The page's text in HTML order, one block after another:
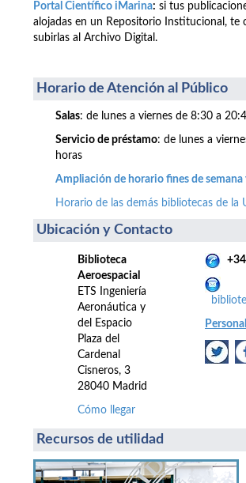
Portal Científico iMarina: si tus
alojadas en un Repositorio Institucional, te
subirlas al Archivo Digital.
Horario de Atención al Público
Salas: de lunes a viernes de 8:30 a
Servicio de préstamo: de lunes a
horas
Ampliación de horario fines de semana
Horario de las demás bibliotecas de la
Ubicación y Contacto
Biblioteca
Aeroespacial
ETS Ingeniería
Aeronáutica y
del Espacio
Plaza del
Cardenal
Cisneros, 3
28040 Madrid
Cómo llegar
Personal
Recursos de utilidad